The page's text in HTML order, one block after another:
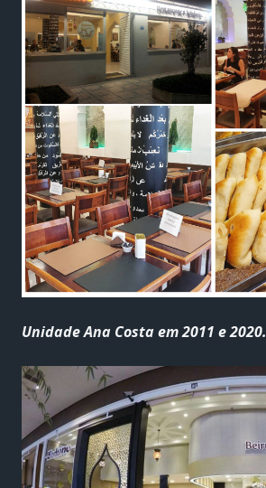
Unidade Ana Costa em 2011 e 2020.